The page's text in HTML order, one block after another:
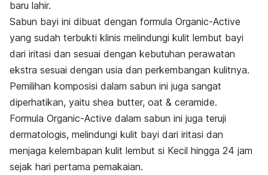
baru lahir.
Sabun bayi ini dibuat dengan formula Organic-Active
yang sudah terbukti klinis melindungi kulit lembut bayi
dari iritasi dan sesuai dengan kebutuhan perawatan
ekstra sesuai dengan usia dan perkembangan kulitnya.
Pemilihan komposisi dalam sabun ini juga sangat
diperhatikan, yaitu shea butter, oat & ceramide.
Formula Organic-Active dalam sabun ini juga teruji
dermatologis, melindungi kulit bayi dari iritasi dan
menjaga kelembapan kulit lembut si Kecil hingga 24 jam
sejak hari pertama pemakaian.